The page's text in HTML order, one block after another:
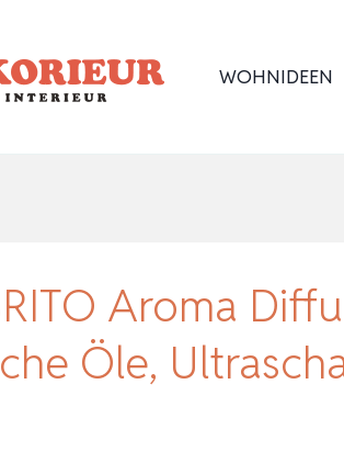
WOHNIDEEN
Aroma
Öle,